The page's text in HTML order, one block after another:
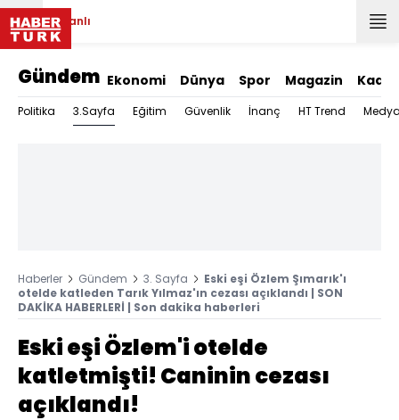
Canlı
Gündem Ekonomi Dünya Spor Magazin Kadın
Politika 3.Sayfa Eğitim Güvenlik İnanç HT Trend
Haberler Gündem 3. Sayfa
Eski eşi Özlem Şımarık'ı
otelde katleden Tarık Yılmaz'ın cezası açıklandı | SON
DAKİKA HABERLERİ | Son dakika haberleri
Eski eşi Özlem'i otelde
katletmişti! Caninin cezası
açıklandı!